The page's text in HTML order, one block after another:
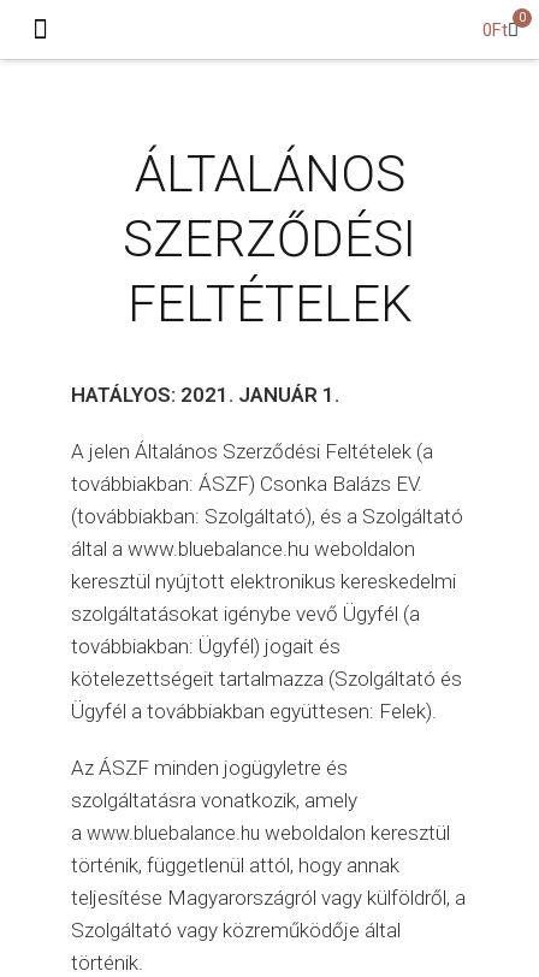
0Ft
0
ÁLTALÁNOS
SZERZŐDÉSI
FELTÉTELEK
HATÁLYOS: 2021. JANUÁR 1.
A jelen Általános Szerződési Feltételek (a
továbbiakban: ÁSZF) Csonka Balázs EV.
(továbbiakban: Szolgáltató), és a Szolgáltató
által a www.bluebalance.hu weboldalon
keresztül nyújtott elektronikus kereskedelmi
szolgáltatásokat igénybe vevő Ügyfél (a
továbbiakban: Ügyfél) jogait és
kötelezettségeit tartalmazza (Szolgáltató és
Ügyfél a továbbiakban együttesen: Felek).
Az ÁSZF minden jogügyletre és
szolgáltatásra vonatkozik, amely
awww.bluebalance.hu weboldalon keresztül
történik, függetlenül attól, hogy annak
teljesítése Magyarországról vagy külföldről, a
Szolgáltató vagy közreműködője által
történik.